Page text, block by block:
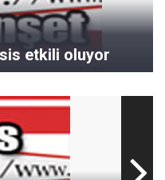
etkili oluyor